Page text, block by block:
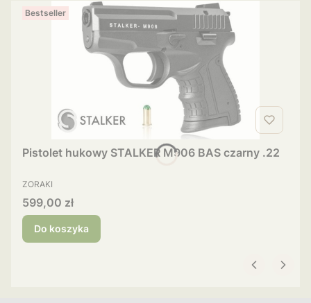
Bestseller
Pistolet hukowy STALKER M906 BAS czarny .22
PRODUCENT
ZORAKI
Cena
599,00 zł
Do koszyka